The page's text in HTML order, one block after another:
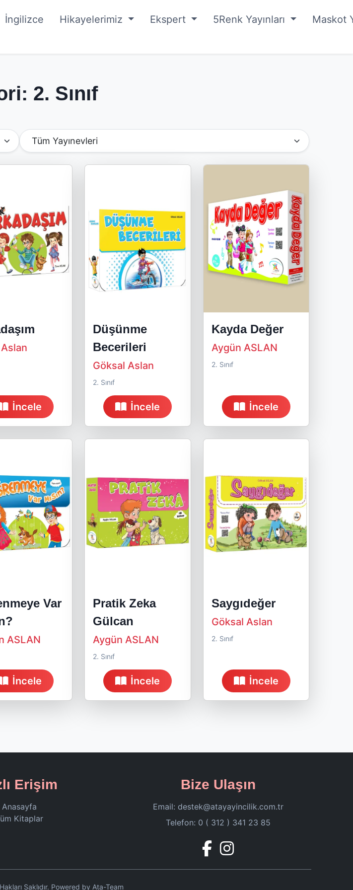
İngilizce Hikayelerimiz Ekspert 5Renk Yayınları Maskot
2. Sınıf
Yayınevine Göre Filtrele
İncele
Düşünme
Becerileri
Göksal Aslan
2. Sınıf
İncele
Kayda Değer
Aygün ASLAN
2. Sınıf
İncele
Var
ASLAN
İncele
Pratik Zeka
Gülcan
Aygün ASLAN
2. Sınıf
İncele
Saygıdeğer
Göksal Aslan
2. Sınıf
İncele
Erişim
Anasayfa
Kitaplar
Bize Ulaşın
Email: destek@atayayincilik.com.tr
Telefon: 0 ( 312 ) 341 23 85
Saklıdır. Powered by Ata-Team